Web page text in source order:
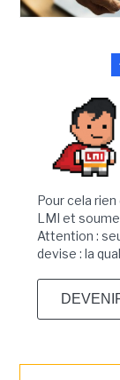
Pour cela
LMI et
Attention :
devise : la